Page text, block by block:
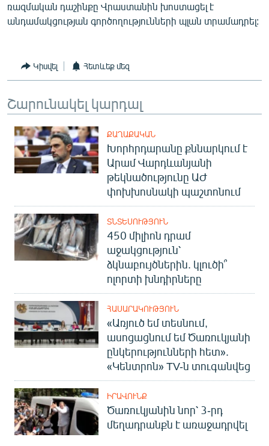
ռազմական դաշինքը Վրաստանին խոստացել է
անդամակցության գործողությունների պլան տրամադրել:
Կիսվել Հետևեք մեզ
Շարունակել կարդալ
ՔԱՂԱՔԱԿԱՆ
Խորհրդարանը քննարկում է
Արամ Վարդևանյանի
թեկնածությունը ԱԺ
փոխխոսնակի պաշտոնում
ՏՆՏԵՍՈՒԹՅՈՒՆ
450 միլիոն դրամ
աջակցություն՝
ձկնաբույծներին. կլուծի՞
ոլորտի խնդիրները
ՀԱՍԱՐԱԿՈՒԹՅՈՒՆ
«Առյուծ եմ տեսնում,
ասոցացնում եմ Ծառուկյանի
ընկերությունների հետ».
«Կենտրոն» TV-ն տուգանվեց
ԻՐԱՎՈՒՆՔ
Ծառուկյանին նոր՝ 3-րդ
մեղադրանքն է առաջադրվել